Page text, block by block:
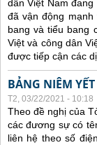
dân Việt Nam
đãvận động mạnh
bang và tiểu bang
Việtvà công dân
được tiếp cận các
BẢNG NIÊM
T2, 03/22/2021 - 10:18
Theo đề nghị của
các đương sự có
liên hệ theo số